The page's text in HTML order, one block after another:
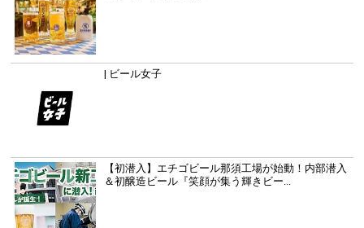
| ビール女子
【初潜入】エチゴビール那須工場が始動！内部潜入
＆初醸造ビール『笑顔が集う輝きビー...